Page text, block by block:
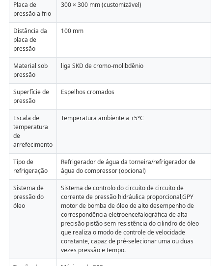
Placa de
pressão a frio
300 × 300 mm (customizável)
Distância da
placa de
pressão
100 mm
Material sob
pressão
liga SKD de cromo-molibdênio
Superfície de
pressão
Espelhos cromados
Escala de
temperatura
de
arrefecimento
Temperatura ambiente a +5°C
Tipo de
refrigeração
Refrigerador de água da torneira/refrigerador de
água do compressor (opcional)
Sistema de
pressão do
óleo
Sistema de controlo do circuito de circuito de
corrente de pressão hidráulica proporcional,GPY
motor de bomba de óleo de alto desempenho de
correspondência eletroencefalográfica de alta
precisão pistão sem resistência do cilindro de óleo
que realiza o modo de controle de velocidade
constante, capaz de pré-selecionar uma ou duas
vezes pressão e tempo.